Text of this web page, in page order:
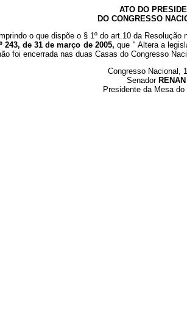
ATO DO
DO CONGRESSO
o que dispõe o § 1º do art.10 da
243, de 31 de março de 2005, que "Altera a
foi encerrada nas duas Casas do Congresso
Congresso Nacional,
Senador
Presidente da Mesa